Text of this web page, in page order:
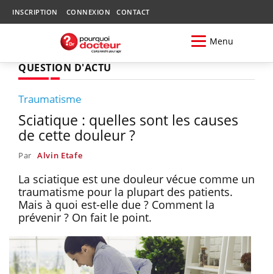
INSCRIPTION CONNEXION CONTACT
Menu
QUESTION D'ACTU
Traumatisme
Sciatique : quelles sont les causes
de cette douleur ?
Par Alvin Etafe
La sciatique est une douleur vécue comme un
traumatisme pour la plupart des patients.
Mais à quoi est-elle due ? Comment la
prévenir ? On fait le point.